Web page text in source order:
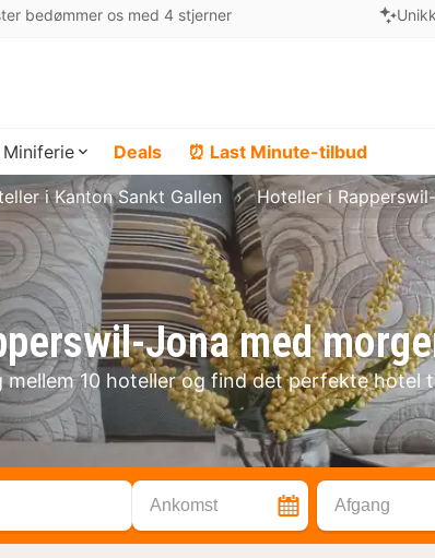
bedømmer os med 4 stjerner
Miniferie Deals ⏰ Last Minute-tilbud
Jona med
10 hoteller og find det perfekte hotel
i Kanton Sankt Gallen Hoteller i
Ankomst Afgang